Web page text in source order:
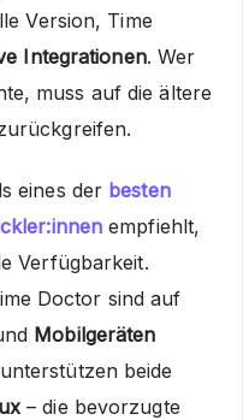
Version, Time
Integrationen. Wer
muss auf die ältere
eines der besten
empfiehlt,
Verfügbarkeit.
Doctor sind auf
Mobilgeräten
beide
– die bevorzugte